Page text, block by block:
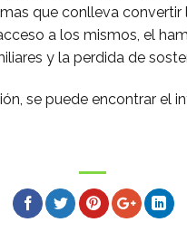
que conlleva
a los mismos, el
y la perdida de
se puede encontrar el